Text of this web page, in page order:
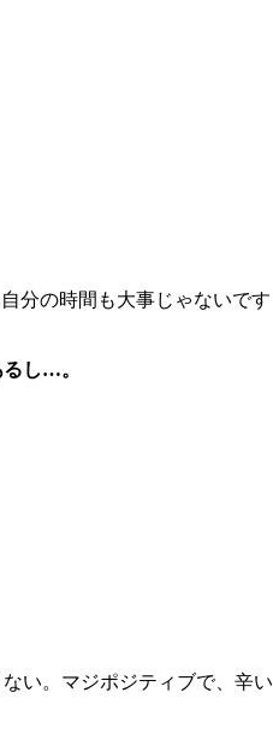
分の時間も大事じゃないです
し…。
い。マジポジティブで、辛い